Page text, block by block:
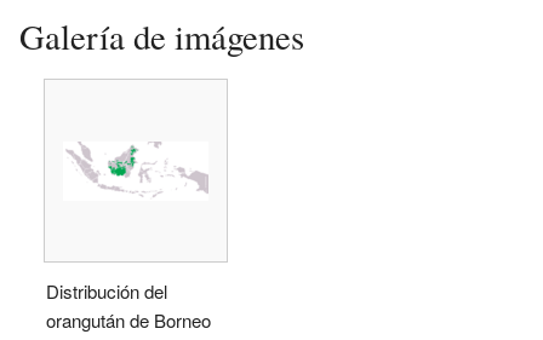
Galería de imágenes
Distribución del
orangután de Borneo